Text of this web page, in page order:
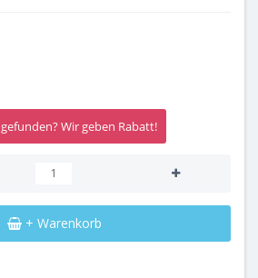
Wir geben Rabatt!
+ Warenkorb